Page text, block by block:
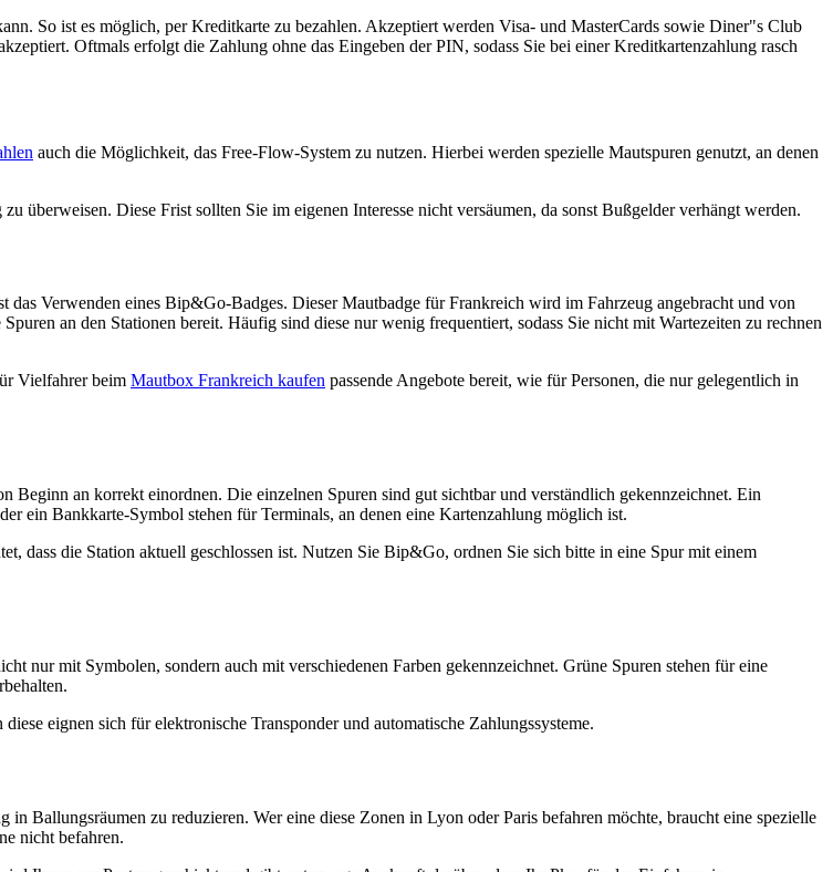
So ist es möglich, per Kreditkarte zu bezahlen. Akzeptiert werden Visa- und MasterCards sowie Diner"s Club
Oftmals erfolgt die Zahlung ohne das Eingeben der PIN, sodass Sie bei einer Kreditkartenzahlung rasch
auch die Möglichkeit, das Free-Flow-System zu nutzen. Hierbei werden spezielle Mautspuren genutzt, an denen
überweisen. Diese Frist sollten Sie im eigenen Interesse nicht versäumen, da sonst Bußgelder verhängt werden.
Verwenden eines Bip&Go-Badges. Dieser Mautbadge für Frankreich wird im Fahrzeug angebracht und von
an den Stationen bereit. Häufig sind diese nur wenig frequentiert, sodass Sie nicht mit Wartezeiten zu rechnen
Vielfahrer beim Mautbox Frankreich kaufen passende Angebote bereit, wie für Personen, die nur gelegentlich in
an korrekt einordnen. Die einzelnen Spuren sind gut sichtbar und verständlich gekennzeichnet. Ein
ein Bankkarte-Symbol stehen für Terminals, an denen eine Kartenzahlung möglich ist.
dass die Station aktuell geschlossen ist. Nutzen Sie Bip&Go, ordnen Sie sich bitte in eine Spur mit einem
nur mit Symbolen, sondern auch mit verschiedenen Farben gekennzeichnet. Grüne Spuren stehen für eine
eignen sich für elektronische Transponder und automatische Zahlungssysteme.
Ballungsräumen zu reduzieren. Wer eine diese Zonen in Lyon oder Paris befahren möchte, braucht eine spezielle
nicht befahren.